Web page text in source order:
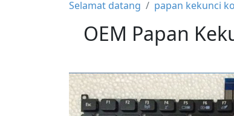
Selamat datang papan kekunci
OEM Papan